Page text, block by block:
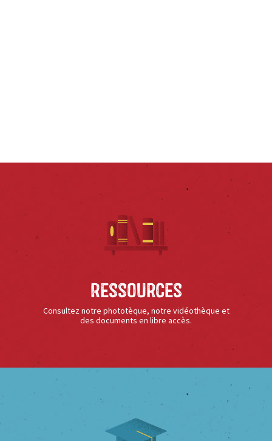
Ressources
Consultez notre phototèque, notre vidéothèque et
des documents en libre accès.